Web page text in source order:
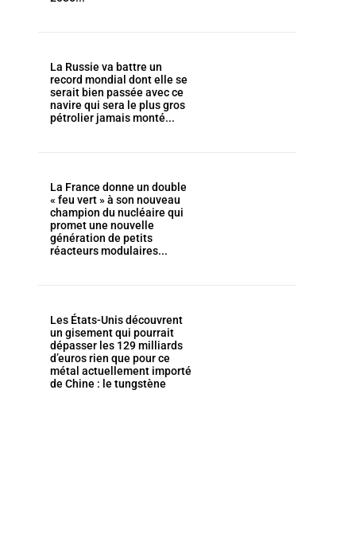
La Russie va battre un
record mondial dont elle se
serait bien passée avec ce
navire qui sera le plus gros
pétrolier jamais monté...
La France donne un double
« feu vert » à son nouveau
champion du nucléaire qui
promet une nouvelle
génération de petits
réacteurs modulaires...
Les États-Unis découvrent
un gisement qui pourrait
dépasser les 129 milliards
d’euros rien que pour ce
métal actuellement importé
de Chine : le tungstène